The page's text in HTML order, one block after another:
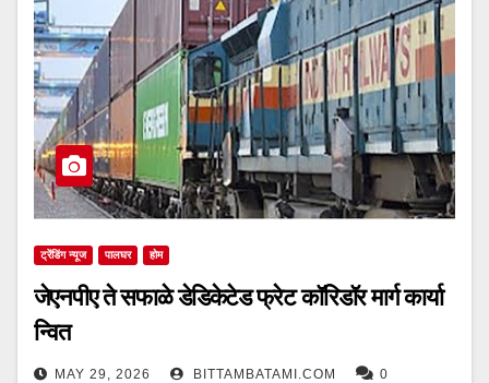
ट्रेंडिंग न्यूज पालघर होम
जेएनपीए ते सफाळे डेडिकेटेड फ्रेट कॉरिडॉर मार्ग कार्या
न्वित
MAY 29, 2026 BITTAMBATAMI.COM 0